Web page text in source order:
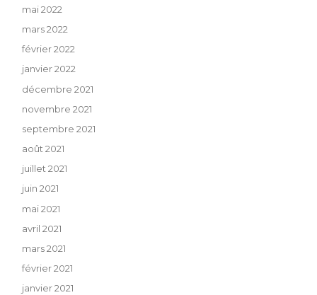
mai 2022
mars 2022
février 2022
janvier 2022
décembre 2021
novembre 2021
septembre 2021
août 2021
juillet 2021
juin 2021
mai 2021
avril 2021
mars 2021
février 2021
janvier 2021